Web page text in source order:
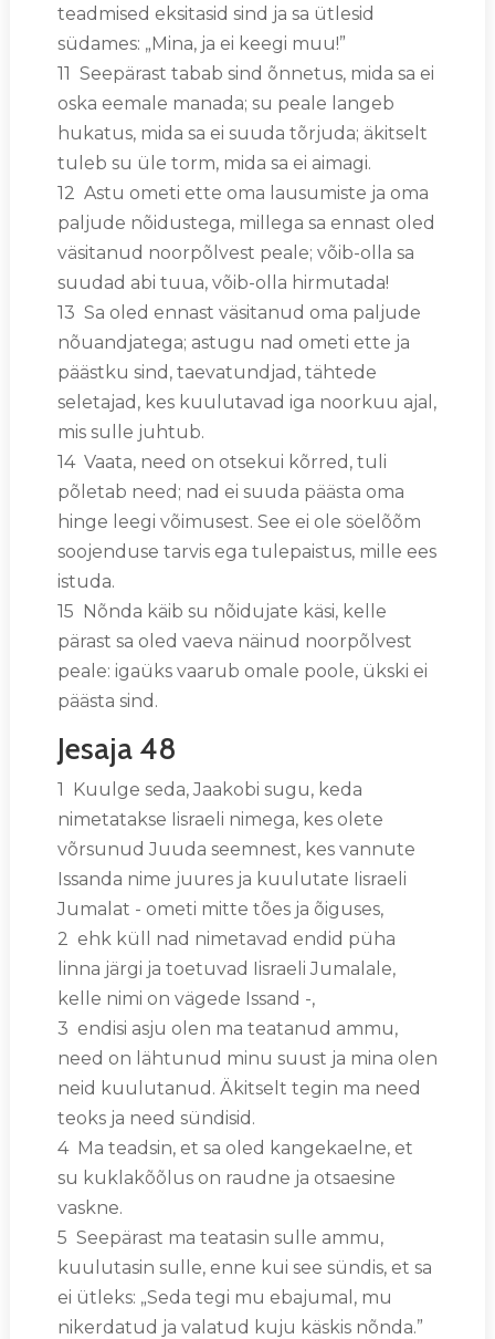
teadmised eksitasid sind ja sa ütlesid
südames: „Mina, ja ei keegi muu!”
11 Seepärast tabab sind õnnetus, mida sa ei
oska eemale manada; su peale langeb
hukatus, mida sa ei suuda tõrjuda; äkitselt
tuleb su üle torm, mida sa ei aimagi.
12 Astu ometi ette oma lausumiste ja oma
paljude nõidustega, millega sa ennast oled
väsitanud noorpõlvest peale; võib-olla sa
suudad abi tuua, võib-olla hirmutada!
13 Sa oled ennast väsitanud oma paljude
nõuandjatega; astugu nad ometi ette ja
päästku sind, taevatundjad, tähtede
seletajad, kes kuulutavad iga noorkuu ajal,
mis sulle juhtub.
14 Vaata, need on otsekui kõrred, tuli
põletab need; nad ei suuda päästa oma
hinge leegi võimusest. See ei ole söelõõm
soojenduse tarvis ega tulepaistus, mille ees
istuda.
15 Nõnda käib su nõidujate käsi, kelle
pärast sa oled vaeva näinud noorpõlvest
peale: igaüks vaarub omale poole, ükski ei
päästa sind.
Jesaja 48
1 Kuulge seda, Jaakobi sugu, keda
nimetatakse Iisraeli nimega, kes olete
võrsunud Juuda seemnest, kes vannute
Issanda nime juures ja kuulutate Iisraeli
Jumalat - ometi mitte tões ja õiguses,
2 ehk küll nad nimetavad endid püha
linna järgi ja toetuvad Iisraeli Jumalale,
kelle nimi on vägede Issand -,
3 endisi asju olen ma teatanud ammu,
need on lähtunud minu suust ja mina olen
neid kuulutanud. Äkitselt tegin ma need
teoks ja need sündisid.
4 Ma teadsin, et sa oled kangekaelne, et
su kuklakõõlus on raudne ja otsaesine
vaskne.
5 Seepärast ma teatasin sulle ammu,
kuulutasin sulle, enne kui see sündis, et sa
ei ütleks: „Seda tegi mu ebajumal, mu
nikerdatud ja valatud kuju käskis nõnda.”